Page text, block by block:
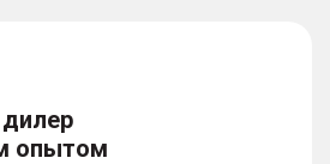
опытом